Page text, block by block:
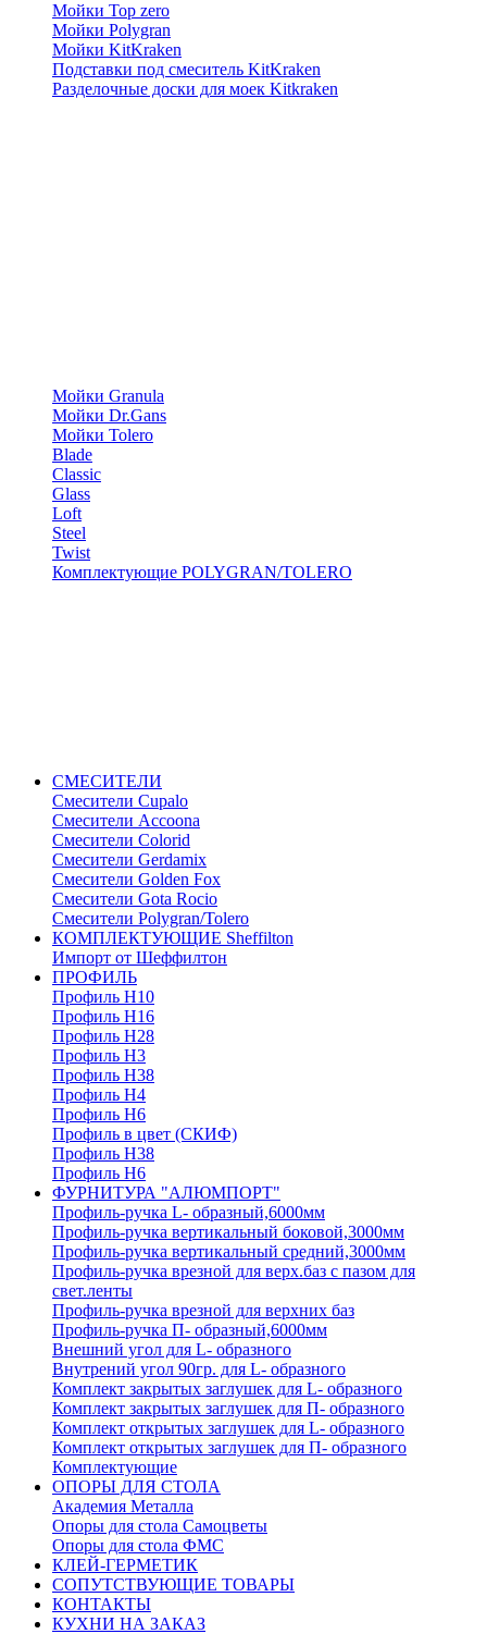
Мойки Top zero
Мойки Polygran
Мойки KitKraken
Подставки под смеситель KitKraken
Разделочные доски для моек Kitkraken
Мойки Granula
Мойки Dr.Gans
Мойки Tolero
Blade
Classic
Glass
Loft
Steel
Twist
Комплектующие POLYGRAN/TOLERO
СМЕСИТЕЛИ
Cмесители Cupalo
Смесители Accoona
Смесители Colorid
Смесители Gerdamix
Смесители Golden Fox
Смесители Gota Rocio
Смесители Polygran/Tolero
КОМПЛЕКТУЮЩИЕ Sheffilton
Импорт от Шеффилтон
ПРОФИЛЬ
Профиль H10
Профиль H16
Профиль H28
Профиль H3
Профиль H38
Профиль H4
Профиль H6
Профиль в цвет (СКИФ)
Профиль H38
Профиль H6
ФУРНИТУРА "АЛЮМПОРТ"
Профиль-ручка L- образный,6000мм
Профиль-ручка вертикальный боковой,3000мм
Профиль-ручка вертикальный средний,3000мм
Профиль-ручка врезной для верх.баз с пазом для
свет.ленты
Профиль-ручка врезной для верхних баз
Профиль-ручка П- образный,6000мм
Внешний угол для L- образного
Внутрений угол 90гр. для L- образного
Комплект закрытых заглушек для L- образного
Комплект закрытых заглушек для П- образного
Комплект открытых заглушек для L- образного
Комплект открытых заглушек для П- образного
Комплектующие
ОПОРЫ ДЛЯ СТОЛА
Академия Металла
Опоры для стола Самоцветы
Опоры для стола ФМС
КЛЕЙ-ГЕРМЕТИК
СОПУТСТВУЮЩИЕ ТОВАРЫ
КОНТАКТЫ
КУХНИ НА ЗАКАЗ